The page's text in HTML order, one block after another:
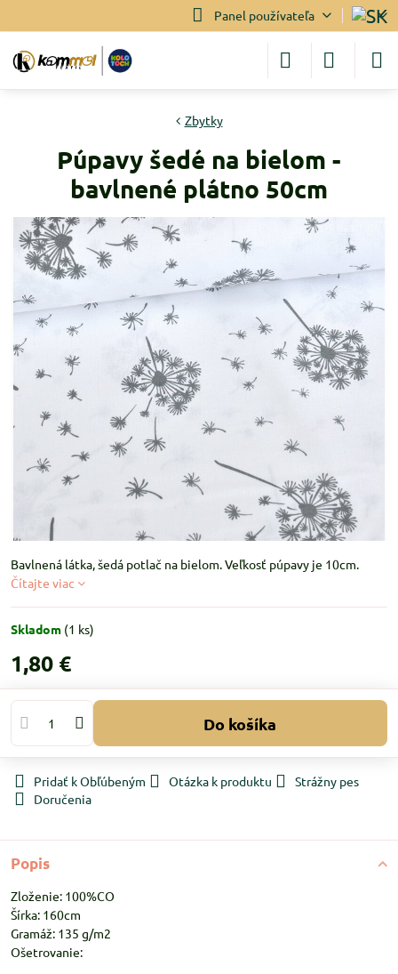
Panel používateľa
Zbytky
Púpavy šedé na bielom -
bavlnené plátno 50cm
Bavlnená látka, šedá potlač na bielom. Veľkosť púpavy je 10cm.
Čítajte viac
Skladom (1 ks)
1,80 €
Do košíka
Pridať k Obľúbeným Otázka k produktu
Strážny pes
Doručenia
Popis
Zloženie: 100%CO
Šírka: 160cm
Gramáž: 135 g/m2
Ošetrovanie: